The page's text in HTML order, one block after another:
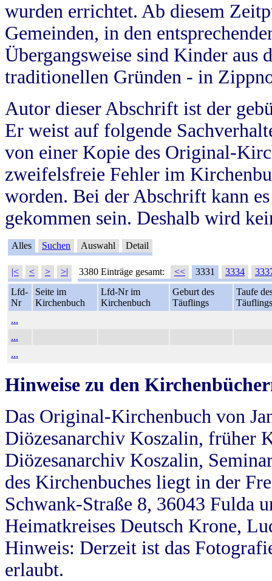
wurden errichtet. Ab diesem
Gemeinden, in den
Übergangsweise sind Kinder aus
traditionellen Gründen - in
Autor dieser Abschrift ist der
Er weist auf folgende
von einer Kopie des Original-
zweifelsfreie Fehler im
worden. Bei der Abschrift kann
gekommen sein. Deshalb wird
Alles Suchen Auswahl Detail
|< < > >| 3380 Einträge gesamt: << 3331 3334
Lfd-
Nr
Seite im
Kirchenbuch
Lfd-Nr im
Kirchenbuch
Geburt des
Täuflings
Taufe
Täuflings
...
...
...
Hinweise zu den
Das Original-Kirchenbuch von
Diözesanarchiv Koszalin, früher
Diözesanarchiv Koszalin,
des Kirchenbuches liegt in der
Schwank-Straße 8, 36043 Fulda
Heimatkreises Deutsch Krone,
Hinweis: Derzeit ist das
erlaubt.